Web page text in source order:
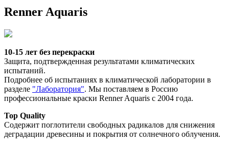
Renner Aquaris
10-15 лет без перекраски
Защита, подтвержденная результатами климатических
испытаний.
Подробнее об испытаниях в климатической лаборатории в
разделе "Лаборатория". Мы поставляем в Россию
профессиональные краски Renner Aquaris с 2004 года.
Top Quality
Содержит поглотители свободных радикалов для снижения
деградации древесины и покрытия от солнечного облучения.